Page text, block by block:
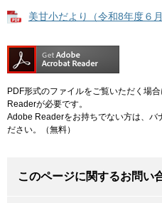
美甘小だより（令和8年度６
PDF形式のファイルをご覧いただく場
Readerが必要です。
Adobe Readerをお持ちでない方は、バ
ださい。（無料）
このページに関するお問い